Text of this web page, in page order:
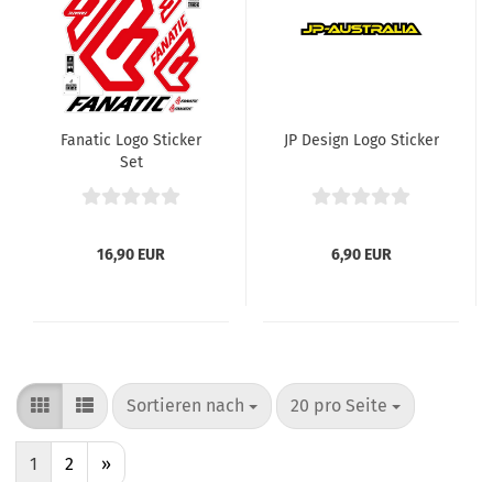
Fanatic Logo Sticker
Set
16,90 EUR
JP Design Logo Sticker
6,90 EUR
Sortieren nach
Sortieren nach 20 pro Seite
pro Seite
1 2 »